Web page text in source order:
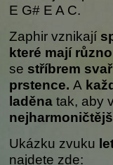
E G# E A C.
Zaphir vznikají
které mají
se stříbrem
prstence.A
laděnatak, aby
Ukázku zvuku
najdete zde: